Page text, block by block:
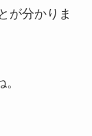
が分かりま